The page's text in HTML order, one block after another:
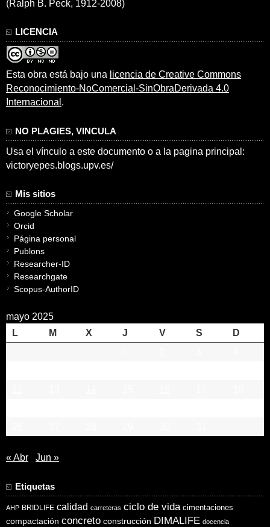
(Ralph B. Peck, 1912-2008)
LICENCIA
Esta obra está bajo una licencia de Creative Commons
Reconocimiento-NoComercial-SinObraDerivada 4.0
Internacional .
NO PLAGIES, VINCULA
Usa el vínculo a este documento o a la pagina principal:
victoryepes.blogs.upv.es/
Mis sitios
Google Scholar
Orcid
Página personal
Publons
Researcher-ID
Researchgate
Scopus-AuthorID
mayo 2025
L
M X J V S
D
« Abr Jun »
Etiquetas
AHP BRIDLIFE calidad carreteras ciclo de vida cimentaciones
compactación concreto construcción DIMALIFE docencia